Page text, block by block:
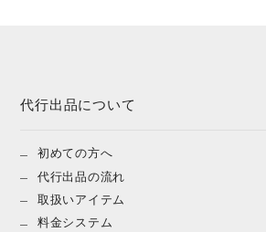
代行出品について
初めての方へ
代行出品の流れ
取扱いアイテム
料金システム